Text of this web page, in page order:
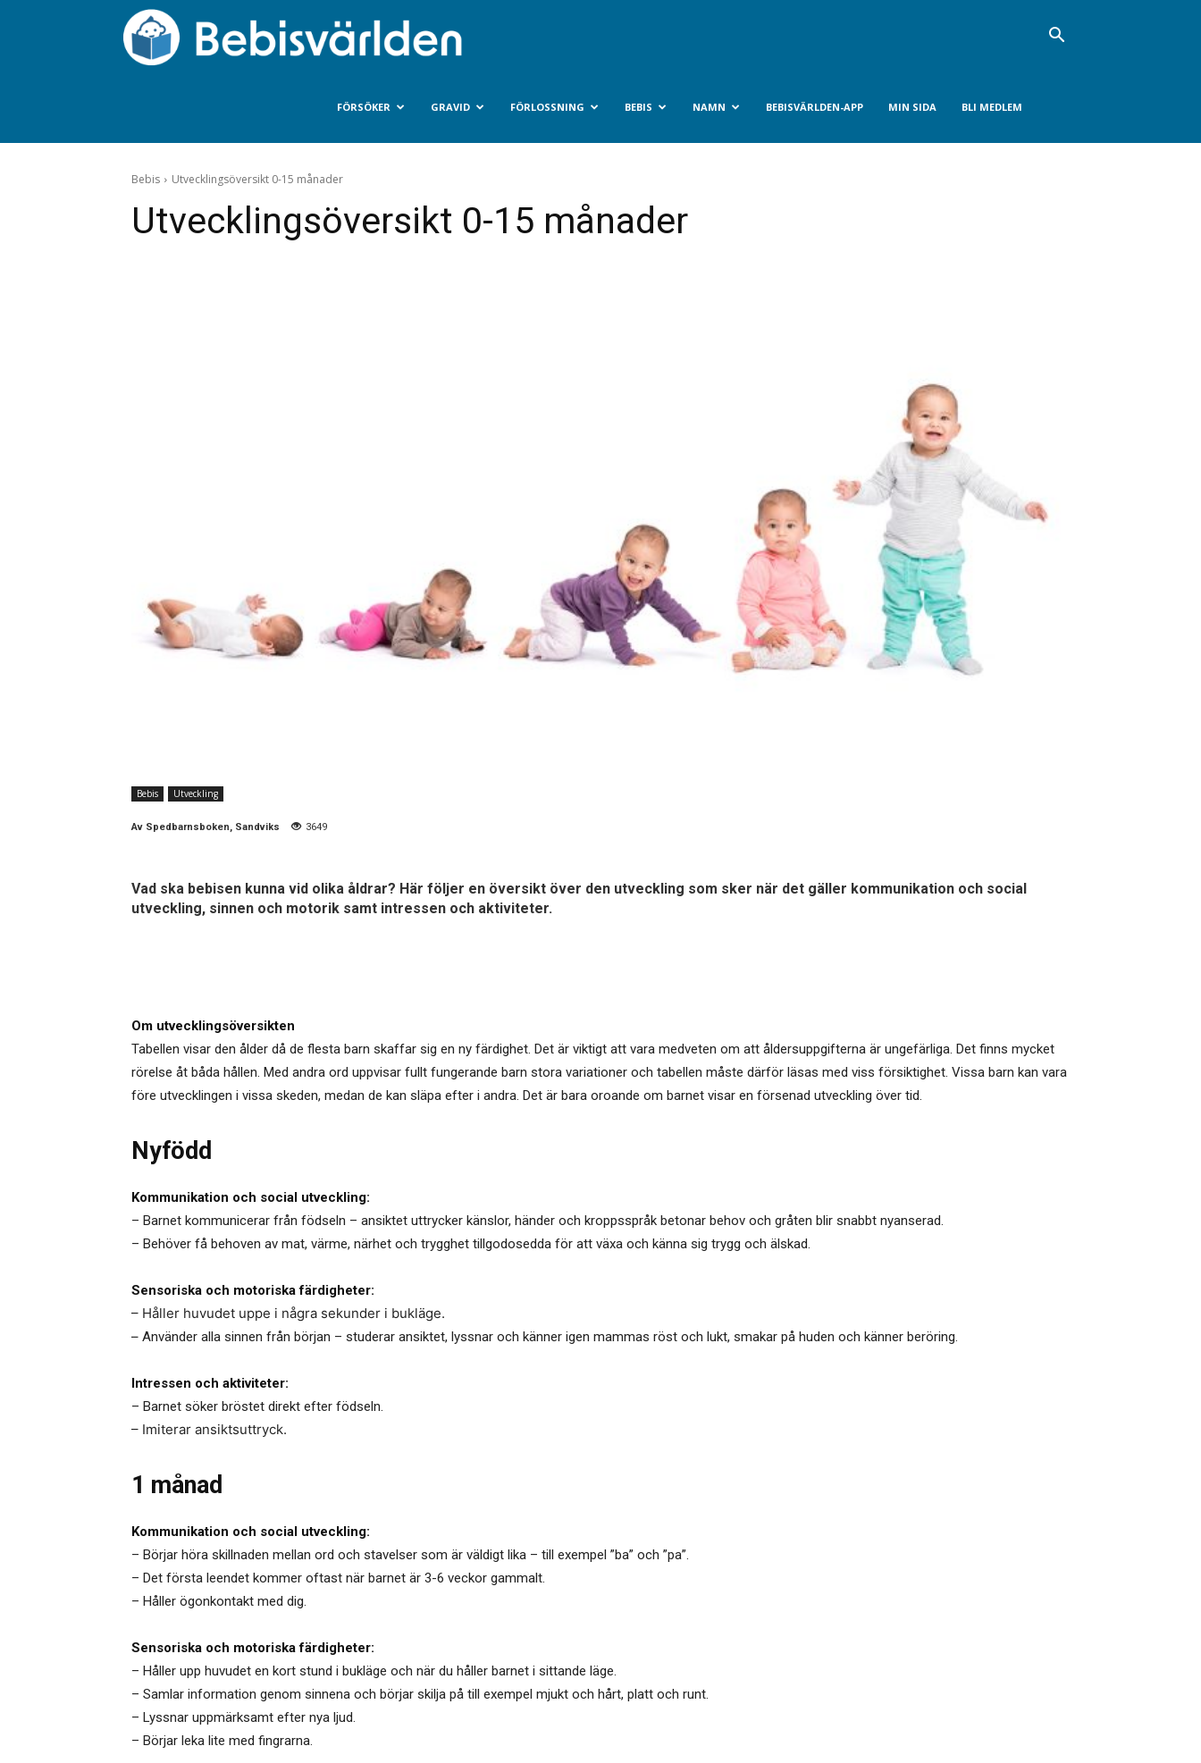
FÖRSÖKER GRAVID FÖRLOSSNING BEBIS NAMN BEBISVÄRLDEN-APP MIN SIDA BLI MEDLEM
Bebis Utvecklingsöversikt 0-15 månader
Utvecklingsöversikt 0-15 månader
Bebis Utveckling
Av Spedbarnsboken, Sandviks 3649
Vad ska bebisen kunna vid olika åldrar? Här följer en översikt över den utveckling som sker när det gäller kommunikation och social
utveckling, sinnen och motorik samt intressen och aktiviteter.
Om utvecklingsöversikten
Tabellen visar den ålder då de flesta barn skaffar sig en ny färdighet. Det är viktigt att vara medveten om att åldersuppgifterna är ungefärliga. Det finns mycket
rörelse åt båda hållen. Med andra ord uppvisar fullt fungerande barn stora variationer och tabellen måste därför läsas med viss försiktighet. Vissa barn kan vara
före utvecklingen i vissa skeden, medan de kan släpa efter i andra. Det är bara oroande om barnet visar en försenad utveckling över tid.
Nyfödd
Kommunikation och social utveckling:
– Barnet kommunicerar från födseln – ansiktet uttrycker känslor, händer och kroppsspråk betonar behov och gråten blir snabbt nyanserad.
– Behöver få behoven av mat, värme, närhet och trygghet tillgodosedda för att växa och känna sig trygg och älskad.
Sensoriska och motoriska färdigheter:
– Håller huvudet uppe i några sekunder i bukläge.
– Använder alla sinnen från början – studerar ansiktet, lyssnar och känner igen mammas röst och lukt, smakar på huden och känner beröring.
Intressen och aktiviteter:
– Barnet söker bröstet direkt efter födseln.
– Imiterar ansiktsuttryck.
1 månad
Kommunikation och social utveckling:
– Börjar höra skillnaden mellan ord och stavelser som är väldigt lika – till exempel ”ba” och ”pa”.
– Det första leendet kommer oftast när barnet är 3-6 veckor gammalt.
– Håller ögonkontakt med dig.
Sensoriska och motoriska färdigheter:
– Håller upp huvudet en kort stund i bukläge och när du håller barnet i sittande läge.
– Samlar information genom sinnena och börjar skilja på till exempel mjukt och hårt, platt och runt.
– Lyssnar uppmärksamt efter nya ljud.
– Börjar leka lite med fingrarna.